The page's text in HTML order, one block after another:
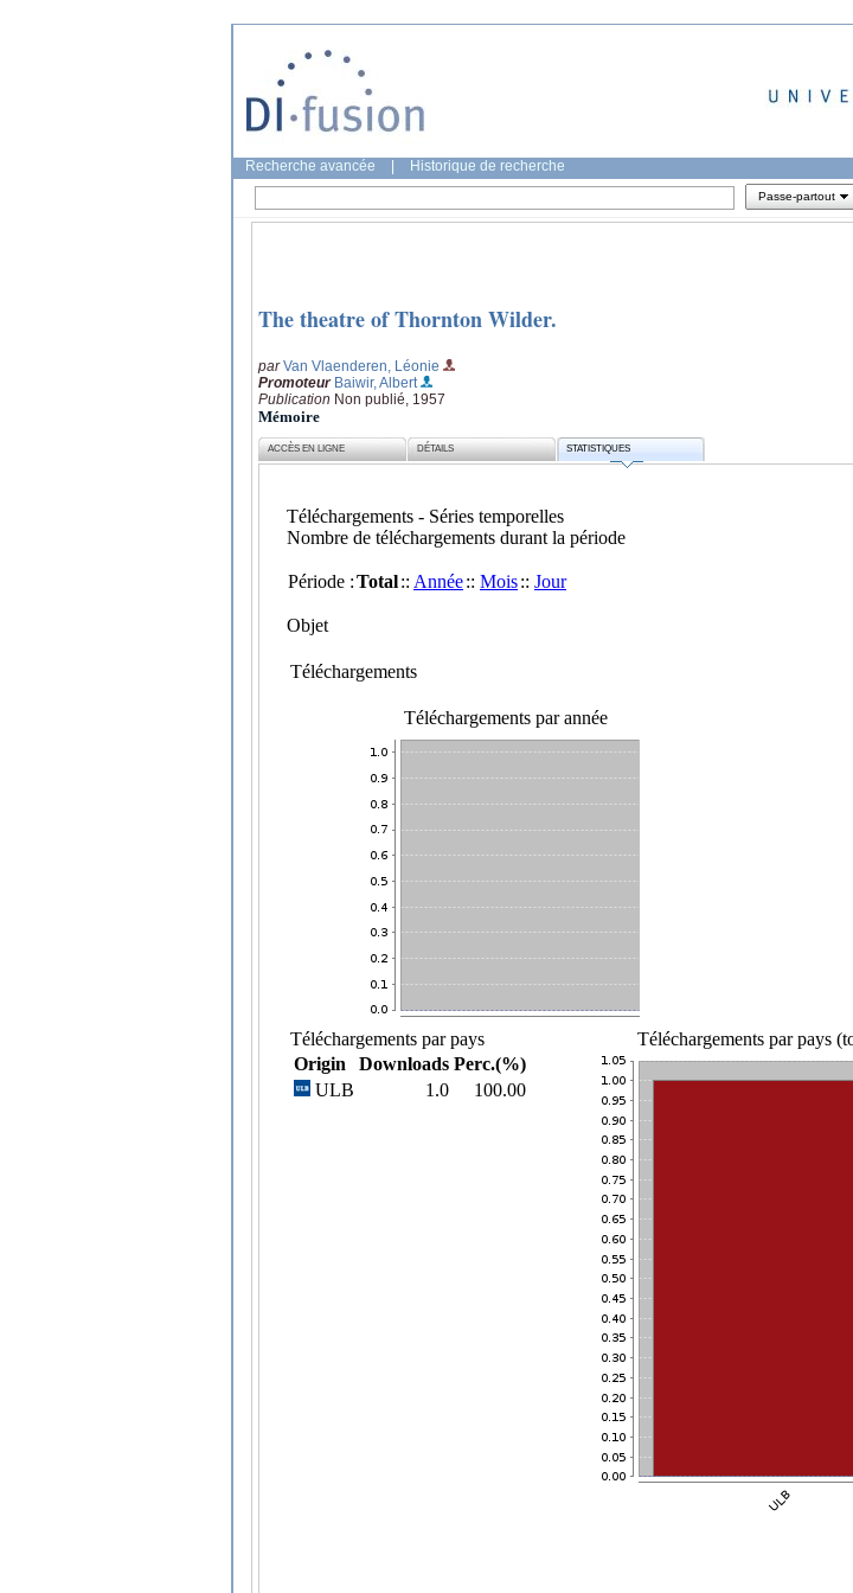
Recherche avancée Historique de recherche
Passe-partout
The theatre of Thornton Wilder.
parVan Vlaenderen, Léonie
Promoteur Baiwir, Albert
Publication Non publié, 1957
Mémoire
ACCÈS EN LIGNE DÉTAILS STATISTIQUES